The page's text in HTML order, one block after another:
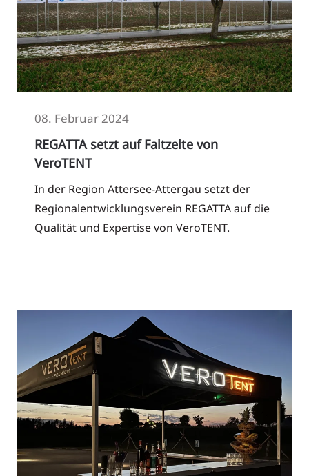
08. Februar 2024
REGATTA setzt auf Faltzelte von
VeroTENT
In der Region Attersee-Attergau setzt der
Regionalentwicklungsverein REGATTA auf die
Qualität und Expertise von VeroTENT.